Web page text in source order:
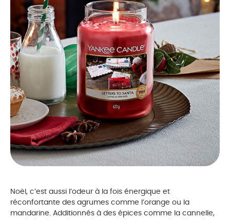
Noël, c’est aussi l’odeur à la fois énergique et
réconfortante des agrumes comme l’orange ou la
mandarine. Additionnés à des épices comme la cannelle,